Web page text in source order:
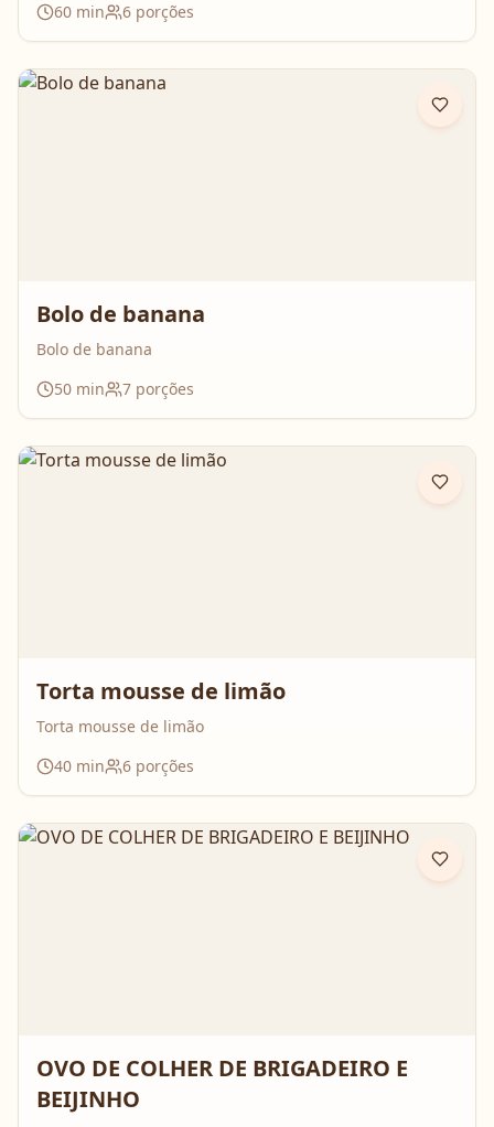
60 min 6 porções
Bolo de banana
Bolo de banana
50 min 7 porções
Torta mousse de limão
Torta mousse de limão
40 min 6 porções
OVO DE COLHER DE BRIGADEIRO E
BEIJINHO